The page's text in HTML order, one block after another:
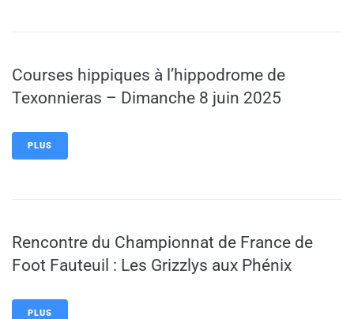
Courses hippiques à l’hippodrome de
Texonnieras – Dimanche 8 juin 2025
PLUS
Rencontre du Championnat de France de
Foot Fauteuil : Les Grizzlys aux Phénix
PLUS